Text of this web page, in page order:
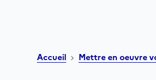
Accueil Mettre en oeuvre